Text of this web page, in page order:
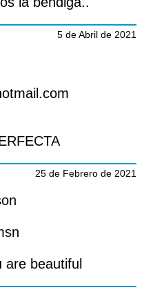
5 de Abril de 2021
25 de Febrero de 2021
beautiful